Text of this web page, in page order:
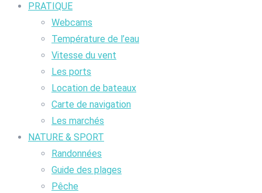
PRATIQUE
Webcams
Température de l’eau
Vitesse du vent
Les ports
Location de bateaux
Carte de navigation
Les marchés
NATURE & SPORT
Randonnées
Guide des plages
Pêche